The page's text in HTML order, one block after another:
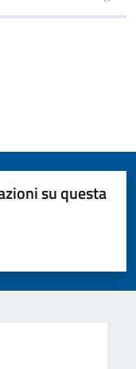
su questa